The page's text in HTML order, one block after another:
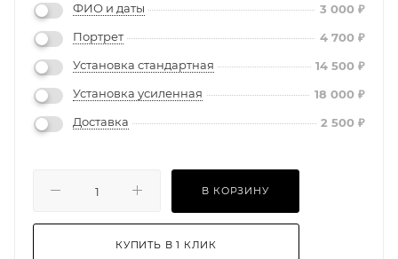
ФИО и даты
3 000 ₽
Портрет
4 700 ₽
Установка стандартная
14 500 ₽
Установка усиленная
18 000 ₽
Доставка
2 500 ₽
В КОРЗИНУ
КУПИТЬ В 1 КЛИК